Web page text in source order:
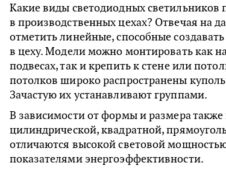
Какие виды светодиодных светильников
в производственных цехах? Отвечая на
отметить линейные, способные
в цеху. Модели можно монтировать как
подвесах, так и крепить к стене или
потолков широко распространены
Зачастую их устанавливают группами.
В зависимости от формы и размера
цилиндрической, квадратной,
отличаются высокой световой
показателями энергоэффективности.